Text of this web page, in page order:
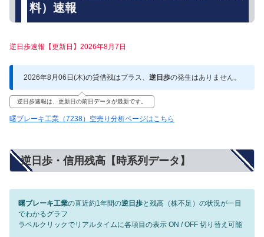
料）速報
逆日歩速報【更新日】2026年8月7日
2026年8月06日(木)の貸借残はプラス、 逆日歩の発生はありません。
逆日歩速報は、更新日の前日データが最新です。
曙ブレーキ工業（7238）空売り分析ページはこちら
逆日歩・信用残高【時系列データ】
曙ブレーキ工業の直近約1年間の逆日歩と残高（株不足）の状況が一目
でわかるグラフ
ラベルクリックでリアルタイムに各項目の表示 ON / OFF 切り替え可能